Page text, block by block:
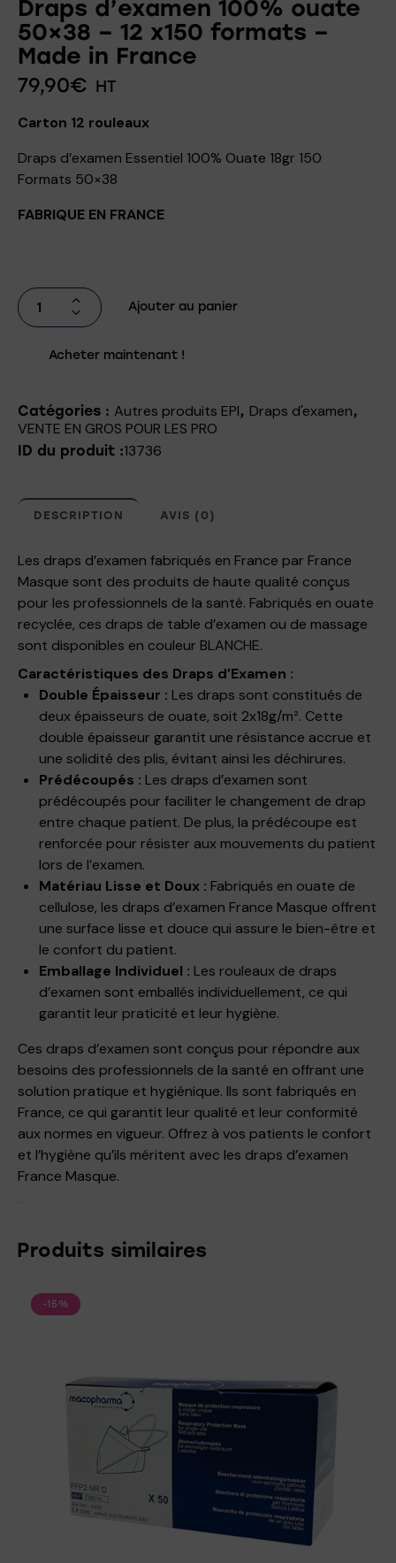
Draps d’examen 100% ouate
50×38 – 12 x150 formats –
Made in France
79,90€ HT
Carton 12 rouleaux
Draps d’examen Essentiel 100% Ouate 18gr 150
Formats 50×38
FABRIQUE EN FRANCE
Ajouter au panier
Acheter maintenant !
Catégories : Autres produits EPI, Draps d'examen,
VENTE EN GROS POUR LES PRO
ID du produit :13736
DESCRIPTION AVIS (0)
Les draps d’examen fabriqués en France par France
Masque sont des produits de haute qualité conçus
pour les professionnels de la santé. Fabriqués en ouate
recyclée, ces draps de table d’examen ou de massage
sont disponibles en couleur BLANCHE.
Caractéristiques des Draps d’Examen :
Double Épaisseur : Les draps sont constitués de
deux épaisseurs de ouate, soit 2x18g/m². Cette
double épaisseur garantit une résistance accrue et
une solidité des plis, évitant ainsi les déchirures.
Prédécoupés : Les draps d’examen sont
prédécoupés pour faciliter le changement de drap
entre chaque patient. De plus, la prédécoupe est
renforcée pour résister aux mouvements du patient
lors de l’examen.
Matériau Lisse et Doux : Fabriqués en ouate de
cellulose, les draps d’examen France Masque offrent
une surface lisse et douce qui assure le bien-être et
le confort du patient.
Emballage Individuel : Les rouleaux de draps
d’examen sont emballés individuellement, ce qui
garantit leur praticité et leur hygiène.
Ces draps d’examen sont conçus pour répondre aux
besoins des professionnels de la santé en offrant une
solution pratique et hygiénique. Ils sont fabriqués en
France, ce qui garantit leur qualité et leur conformité
aux normes en vigueur. Offrez à vos patients le confort
et l’hygiène qu’ils méritent avec les draps d’examen
France Masque.
Produits similaires
-15%